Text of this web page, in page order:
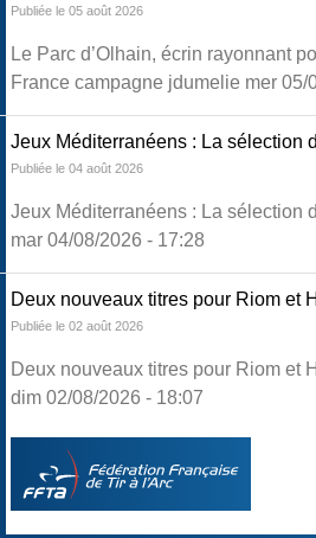
Publiée le 05 août 2026
Le Parc d’Olhain, écrin rayonnant
France campagne jdumelie mer 05/
Jeux Méditerranéens : La sélection
Publiée le 04 août 2026
Jeux Méditerranéens : La sélection
mar 04/08/2026 - 17:28
Deux nouveaux titres pour Riom et
Publiée le 02 août 2026
Deux nouveaux titres pour Riom et
dim 02/08/2026 - 18:07